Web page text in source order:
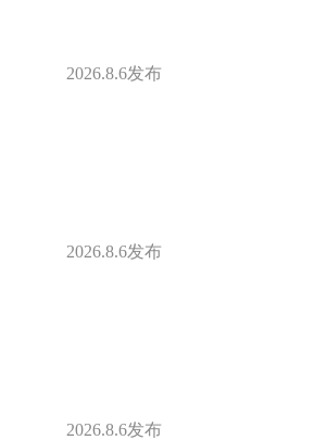
2026.8.6发布
2026.8.6发布
2026.8.6发布